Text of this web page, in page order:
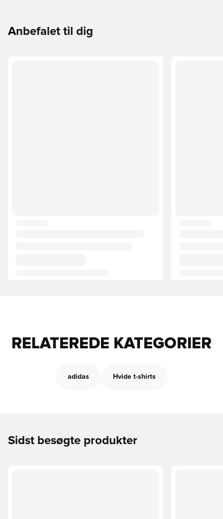
Anbefalet til dig
RELATEREDE KATEGORIER
adidas Hvide t-shirts
Sidst besøgte produkter